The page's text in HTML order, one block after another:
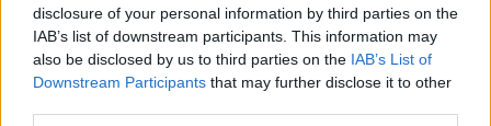
disclosure of your personal information by third parties on the
IAB’s list of downstream participants. This information may
also be disclosed by us to third parties on the IAB’s List of
Downstream Participants that may further disclose it to other
Kate cseppet sem az a nádszálvékony karcsúság,
de a természetes nőies idomok továbbra is
hódítanak a divatvilágban, így könnyen lehet, hogy a